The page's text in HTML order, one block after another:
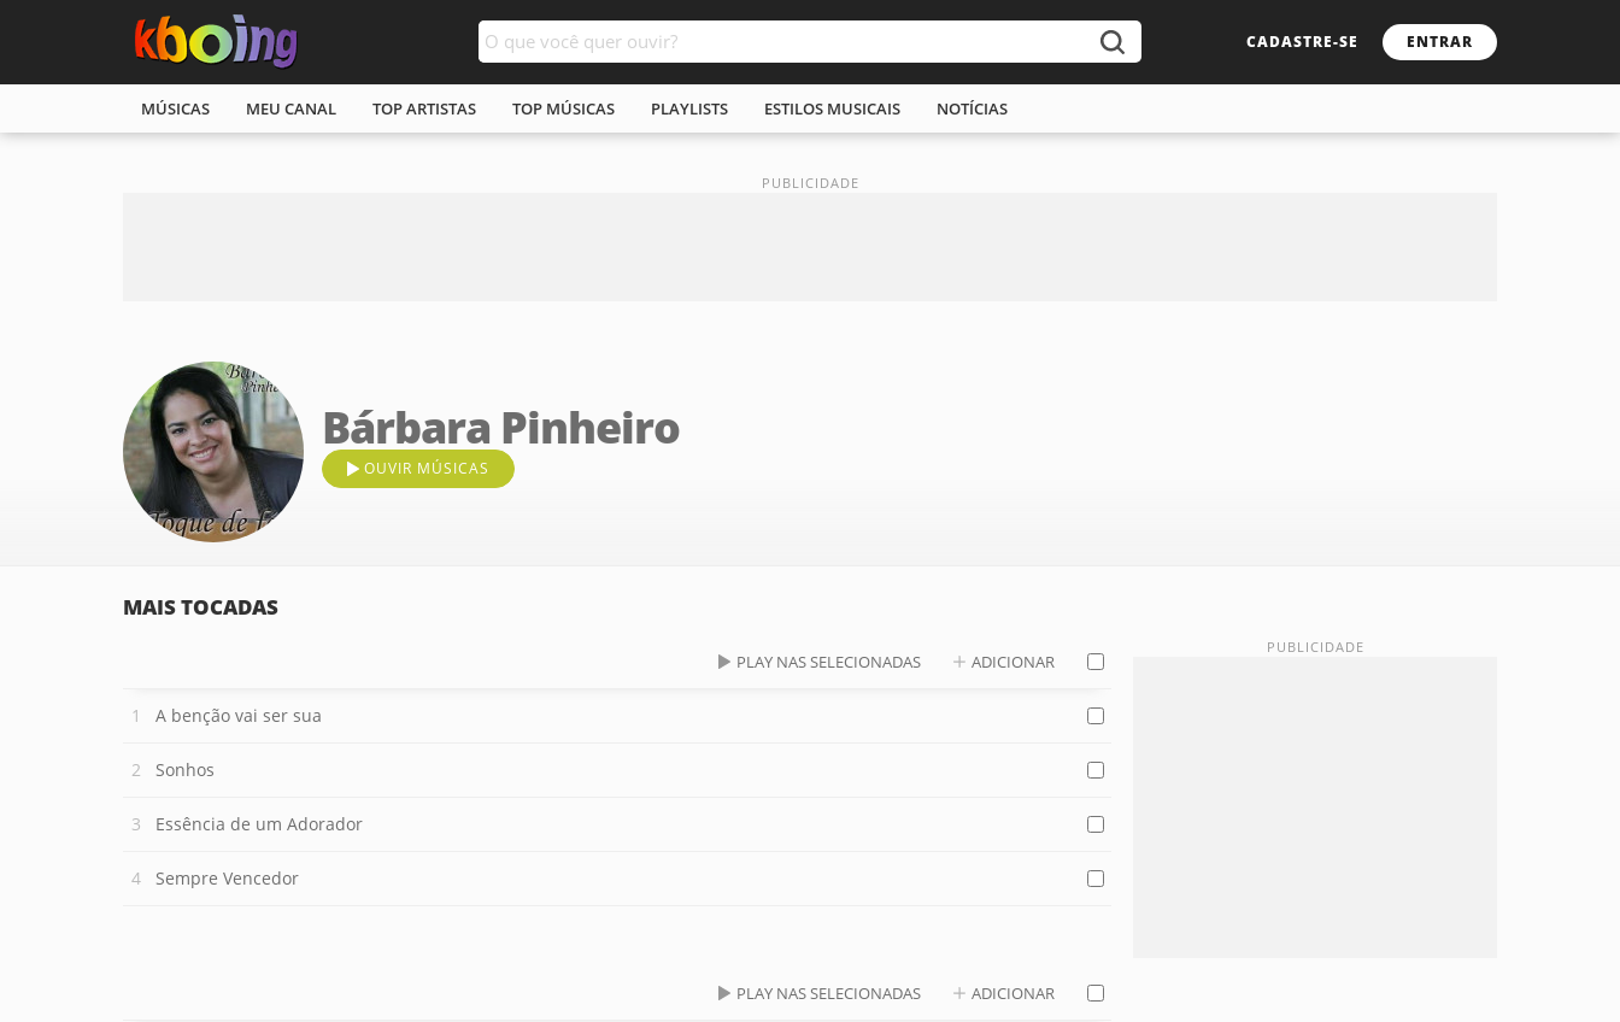
CADASTRE-SE ENTRAR
MÚSICAS MEU CANAL TOP ARTISTAS TOP MÚSICAS PLAYLISTS ESTILOS MUSICAIS NOTÍCIAS
Bárbara Pinheiro
OUVIR MÚSICAS
MAIS TOCADAS
PLAY NAS SELECIONADAS ADICIONAR
A benção vai ser sua
Sonhos
Essência de um Adorador
Sempre Vencedor
PLAY NAS SELECIONADAS ADICIONAR